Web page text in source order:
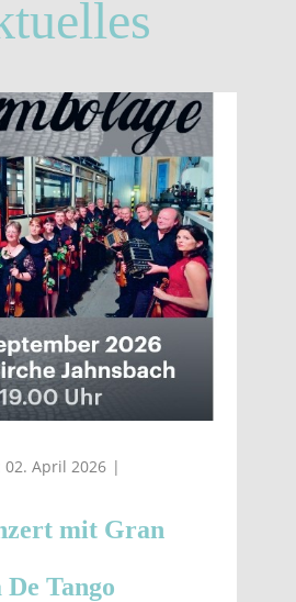
April 2026
mit Gran
Tango